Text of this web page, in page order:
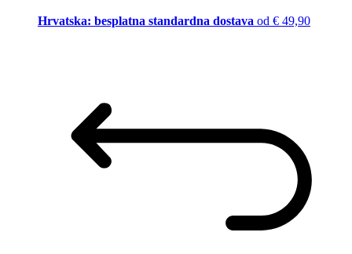
Hrvatska: besplatna standardna dostava od € 49,90